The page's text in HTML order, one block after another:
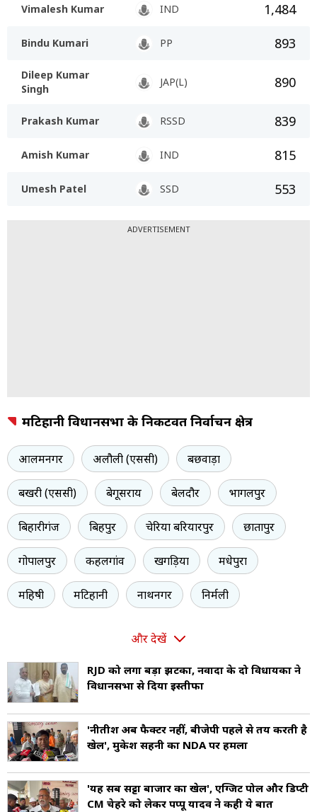
Vimalesh Kumar IND 1,484
Bindu Kumari PP 893
Dileep Kumar
Singh
JAP(L) 890
Prakash Kumar RSSD 839
Amish Kumar IND 815
Umesh Patel SSD 553
ADVERTISEMENT
मटिहानी विधानसभा के निकटवर्ती निर्वाचन क्षेत्र
आलमनगर अलौली (एससी) बछवाड़ा
बखरी (एससी) बेगूसराय बेलदौर भागलपुर
बिहारीगंज बिहपुर चेरिया बरियारपुर छातापुर
गोपालपुर कहलगांव खगड़िया मधेपुरा
महिषी मटिहानी नाथनगर निर्मली
और देखें
RJD को लगा बड़ा झटका, नवादा के दो विधायकों ने
विधानसभा से दिया इस्तीफा
'नीतीश अब फैक्टर नहीं, बीजेपी पहले से तय करती है
खेल', मुकेश सहनी का NDA पर हमला
'यह सब सट्टा बाजार का खेल', एग्जिट पोल और डिप्टी
CM चेहरे को लेकर पप्पू यादव ने कही ये बात